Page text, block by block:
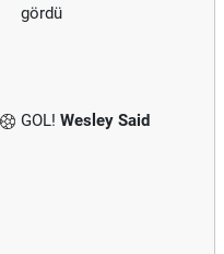
gördü
GOL! Wesley Said